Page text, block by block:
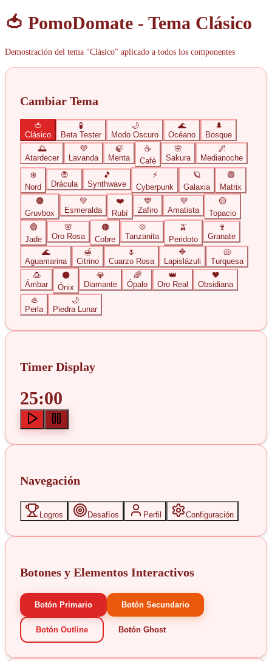
🍅 PomoDomate - Tema Clásico
Demostración del tema "Clásico" aplicado a todos los componentes
Cambiar Tema
🍅
Clásico
🧪
Beta Tester
🌙
Modo Oscuro
🌊
Océano
🌲
Bosque
🌅
Atardecer
💜
Lavanda
🍃
Menta
☕
Café
🌸
Sakura
🌌
Medianoche
❄️
Nord
🧛
Drácula
🎵
Synthwave
⚡
Cyberpunk
🪐
Galaxia
🟢
Matrix
🟤
Gruvbox
💚
Esmeralda
❤️
Rubí
💙
Zafiro
💜
Amatista
🟡
Topacio
🟢
Jade
🌸
Oro Rosa
🟠
Cobre
💠
Tanzanita
🫒
Peridoto
🍷
Granate
🌊
Aguamarina
🍯
Citrino
🌷
Cuarzo Rosa
🔷
Lapislázuli
🐚
Turquesa
🍮
Ámbar
⚫
Ónix
💎
Diamante
🌈
Ópalo
👑
Oro Real
🖤
Obsidiana
🦪
Perla
🌙
Piedra Lunar
Timer Display
25:00
Navegación
Logros Desafíos Perfil Configuración
Botones y Elementos Interactivos
Botón Primario Botón Secundario
Botón Outline Botón Ghost